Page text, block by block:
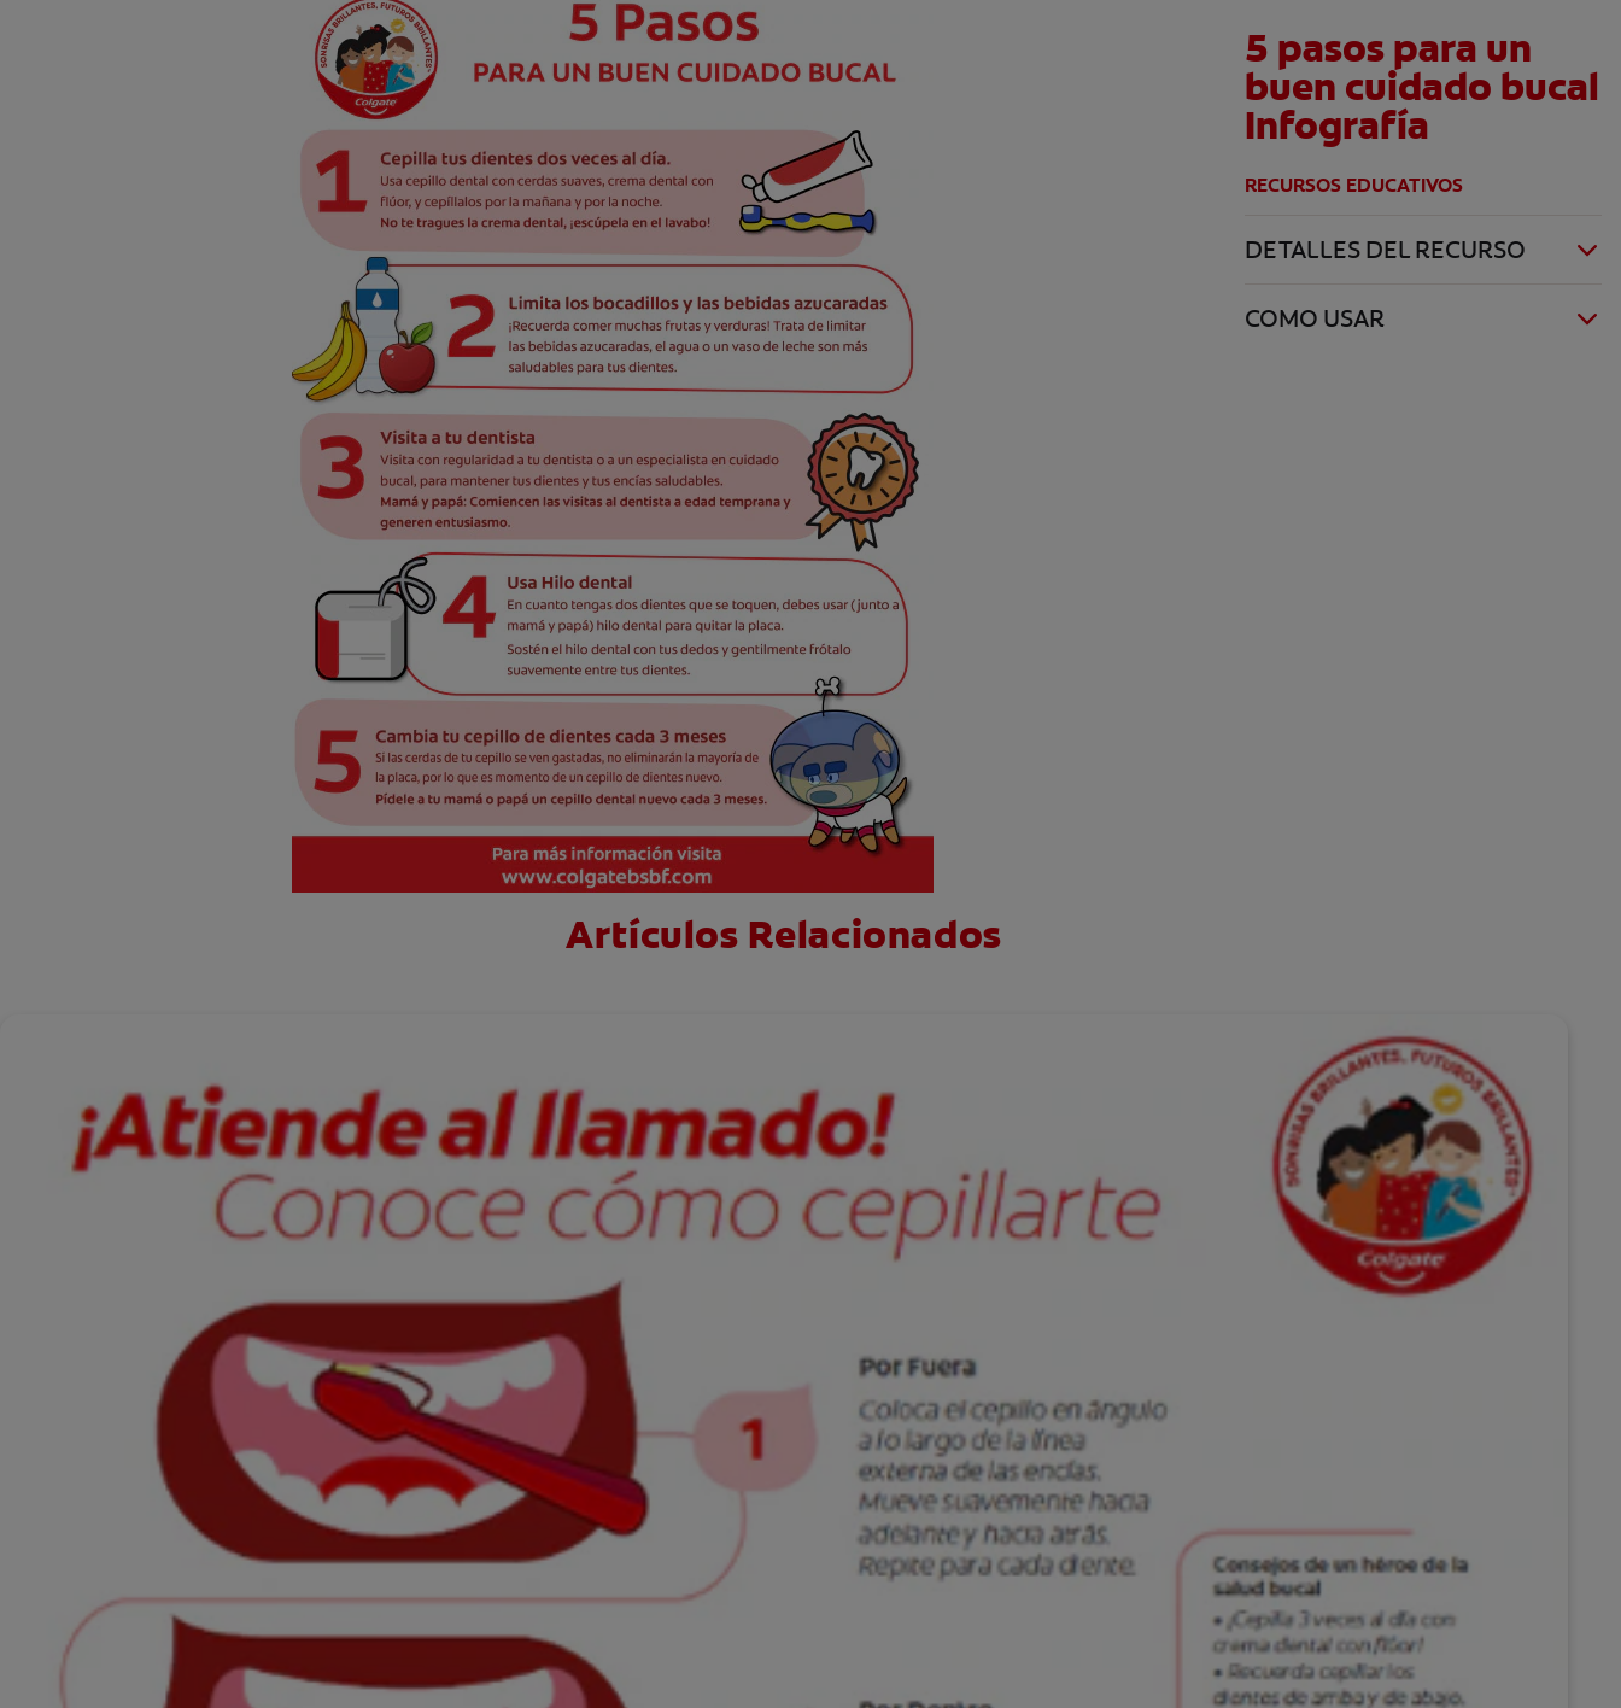
5 pasos para un
buen cuidado bucal
Infografía
RECURSOS EDUCATIVOS
DETALLES DEL RECURSO
COMO USAR
Artículos Relacionados